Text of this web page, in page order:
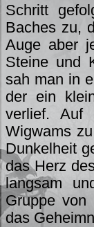
Schritt
Baches zu,
Auge aber
Steine ​​und
sah man in
der ein
verlief. Auf
Wigwams
Dunkelheit
das Herz
langsam
Gruppe
das